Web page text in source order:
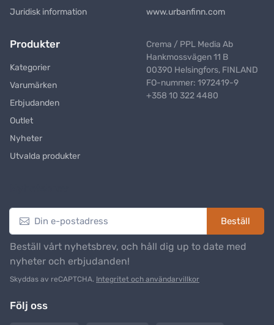
Juridisk information
www.urbanfinn.com
Produkter
Kategorier
Varumärken
Erbjudanden
Outlet
Nyheter
Utvalda produkter
Crema / PPL Media Ab
Hankmossvägen 11 B
00390 Helsingfors, FINLAND
FO-nummer: 1972419-9
+358 10 322 4480
Beställ
Beställ vårt nyhetsbrev, och håll dig up to date med
nyheter och erbjudanden!
Skyddas av reCAPTCHA. Integritet och användarvillkor
Följ oss